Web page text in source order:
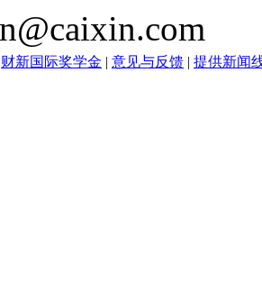
财新国际奖学金 | 意见与反馈 | 提供新闻